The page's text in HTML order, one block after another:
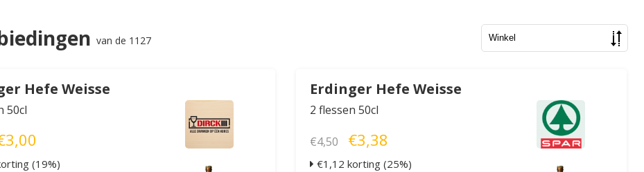
van de 1127
Hefe Weisse
50cl
(19%)
Erdinger Hefe Weisse
2 flessen 50cl
€4,50 €3,38
€1,12 korting (25%)